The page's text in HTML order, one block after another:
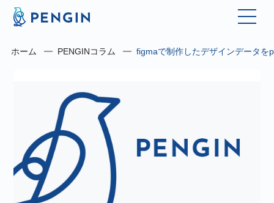
ホーム PENGINコラム figmaで制作したデザインデータを